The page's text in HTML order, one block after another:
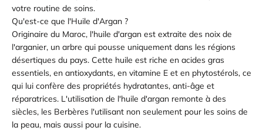
votre routine de soins.
Qu'est-ce que l'Huile d'Argan ?
Originaire du Maroc, l'huile d'argan est extraite des noix de
l'arganier, un arbre qui pousse uniquement dans les régions
désertiques du pays. Cette huile est riche en acides gras
essentiels, en antioxydants, en vitamine E et en phytostérols, ce
qui lui confère des propriétés hydratantes, anti-âge et
réparatrices. L'utilisation de l'huile d'argan remonte à des
siècles, les Berbères l'utilisant non seulement pour les soins de
la peau, mais aussi pour la cuisine.